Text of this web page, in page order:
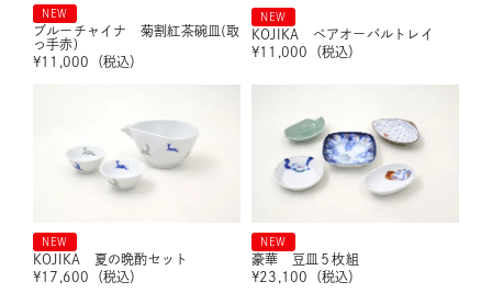
NEW
ブルーチャイナ 菊割紅茶碗皿(取
っ手赤)
¥11,000 （税込）
NEW
KOJIKA ペアオーバルトレイ
¥11,000 （税込）
NEW
KOJIKA 夏の晩酌セット
¥17,600 （税込）
NEW
豪華 豆皿５枚組
¥23,100 （税込）